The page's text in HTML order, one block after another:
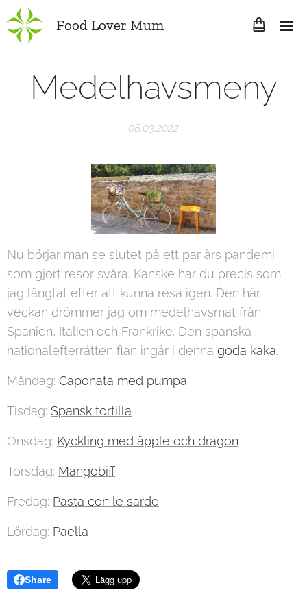
Food Lover Mum
Medelhavsmeny
08.03.2022
Nu börjar man se slutet på ett par års pandemi
som gjort resor svåra. Kanske har du precis som
jag längtat efter att kunna resa igen. Den här
veckan drömmer jag om medelhavsmat från
Spanien, Italien och Frankrike. Den spanska
nationalefterrätten flan ingår i denna goda kaka.
Måndag: Caponata med pumpa
Tisdag: Spansk tortilla
Onsdag: Kyckling med äpple och dragon
Torsdag: Mangobiff
Fredag: Pasta con le sarde
Lördag: Paella
Share